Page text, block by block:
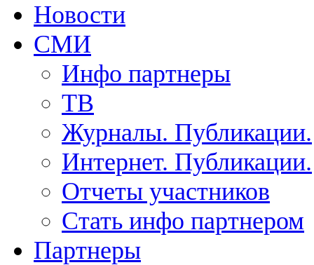
Новости
СМИ
Инфо партнеры
ТВ
Журналы. Публикации.
Интернет. Публикации.
Отчеты участников
Стать инфо партнером
Партнеры